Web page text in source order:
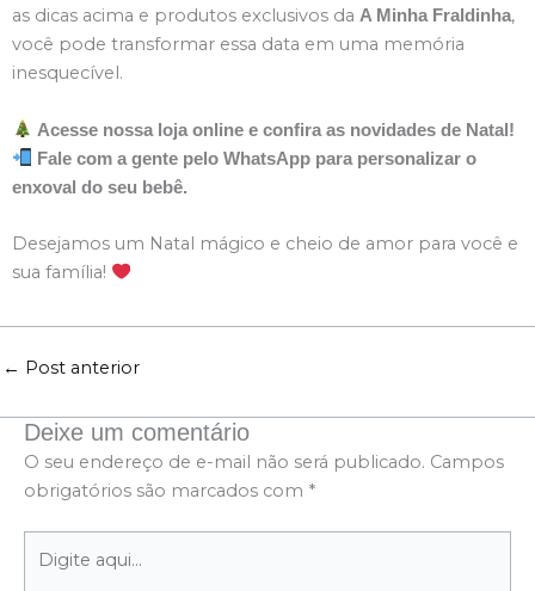
as dicas acima e produtos exclusivos da A Minha Fraldinha,
você pode transformar essa data em uma memória
inesquecível.
Acesse nossa loja online e confira as novidades de Natal!
Fale com a gente pelo WhatsApp para personalizar o
enxoval do seu bebê.
Desejamos um Natal mágico e cheio de amor para você e
sua família!
← Post anterior
Deixe um comentário
O seu endereço de e-mail não será publicado. Campos
obrigatórios são marcados com *
aqui...